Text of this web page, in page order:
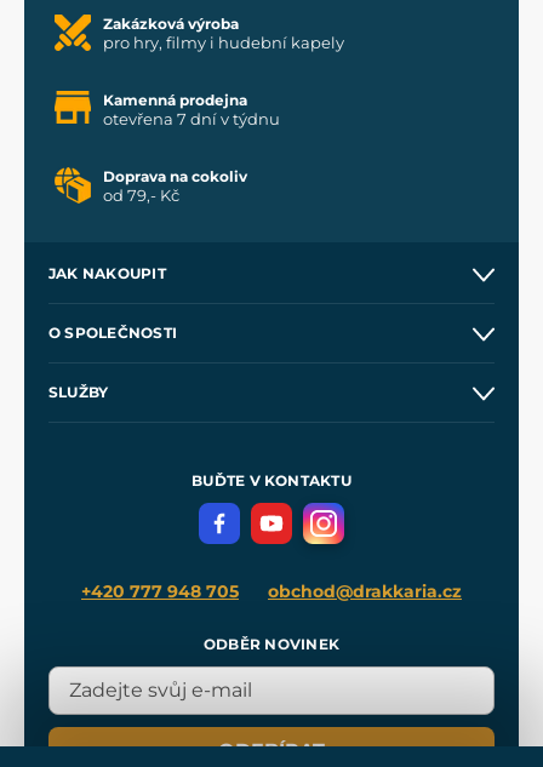
Zakázková výroba
pro hry, filmy i hudební kapely
Kamenná prodejna
otevřena 7 dní v týdnu
Doprava na cokoliv
od 79,- Kč
JAK NAKOUPIT
Velkoobchod
O SPOLEČNOSTI
SLUŽBY
Meče pro Kingdom Come
BUĎTE V KONTAKTU
+420 777 948 705 obchod@drakkaria.cz
ODBĚR NOVINEK
ODEBÍRAT